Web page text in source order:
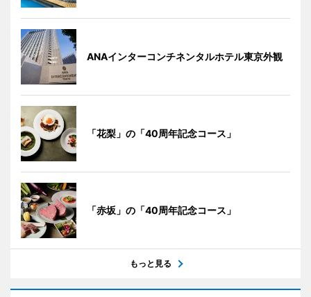
ANAインターコンチネンタルホテル東京外観
「花梨」の「40周年記念コース」
「赤坂」の「40周年記念コース」
もっと見る